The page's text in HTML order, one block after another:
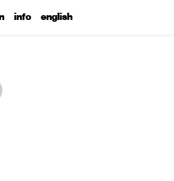
info english